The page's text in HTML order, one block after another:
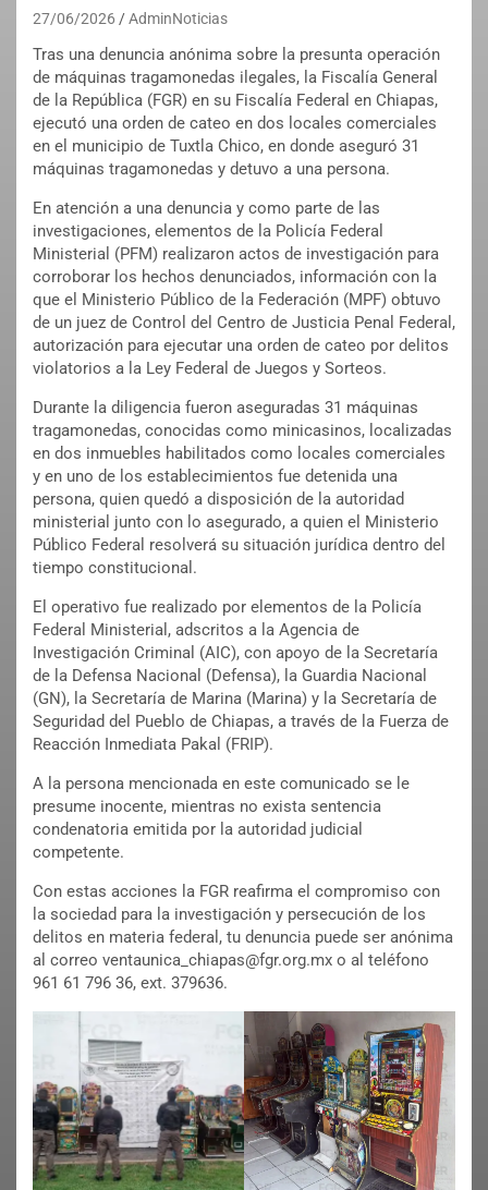
27/06/2026 AdminNoticias
Tras una denuncia anónima sobre la presunta operación
de máquinas tragamonedas ilegales, la Fiscalía General
de la República (FGR) en su Fiscalía Federal en Chiapas,
ejecutó una orden de cateo en dos locales comerciales
en el municipio de Tuxtla Chico, en donde aseguró 31
máquinas tragamonedas y detuvo a una persona.
En atención a una denuncia y como parte de las
investigaciones, elementos de la Policía Federal
Ministerial (PFM) realizaron actos de investigación para
corroborar los hechos denunciados, información con la
que el Ministerio Público de la Federación (MPF) obtuvo
de un juez de Control del Centro de Justicia Penal Federal,
autorización para ejecutar una orden de cateo por delitos
violatorios a la Ley Federal de Juegos y Sorteos.
Durante la diligencia fueron aseguradas 31 máquinas
tragamonedas, conocidas como minicasinos, localizadas
en dos inmuebles habilitados como locales comerciales
y en uno de los establecimientos fue detenida una
persona, quien quedó a disposición de la autoridad
ministerial junto con lo asegurado, a quien el Ministerio
Público Federal resolverá su situación jurídica dentro del
tiempo constitucional.
El operativo fue realizado por elementos de la Policía
Federal Ministerial, adscritos a la Agencia de
Investigación Criminal (AIC), con apoyo de la Secretaría
de la Defensa Nacional (Defensa), la Guardia Nacional
(GN), la Secretaría de Marina (Marina) y la Secretaría de
Seguridad del Pueblo de Chiapas, a través de la Fuerza de
Reacción Inmediata Pakal (FRIP).
A la persona mencionada en este comunicado se le
presume inocente, mientras no exista sentencia
condenatoria emitida por la autoridad judicial
competente.
Con estas acciones la FGR reafirma el compromiso con
la sociedad para la investigación y persecución de los
delitos en materia federal, tu denuncia puede ser anónima
al correo ventaunica_chiapas@fgr.org.mx o al teléfono
961 61 796 36, ext. 379636.